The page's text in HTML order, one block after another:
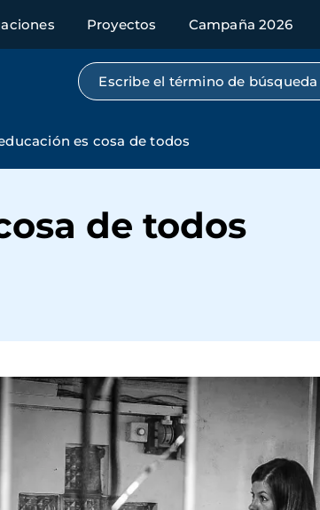
Proyectos Campaña 2026
Búsqueda por texto completo
es cosa de todos
de todos